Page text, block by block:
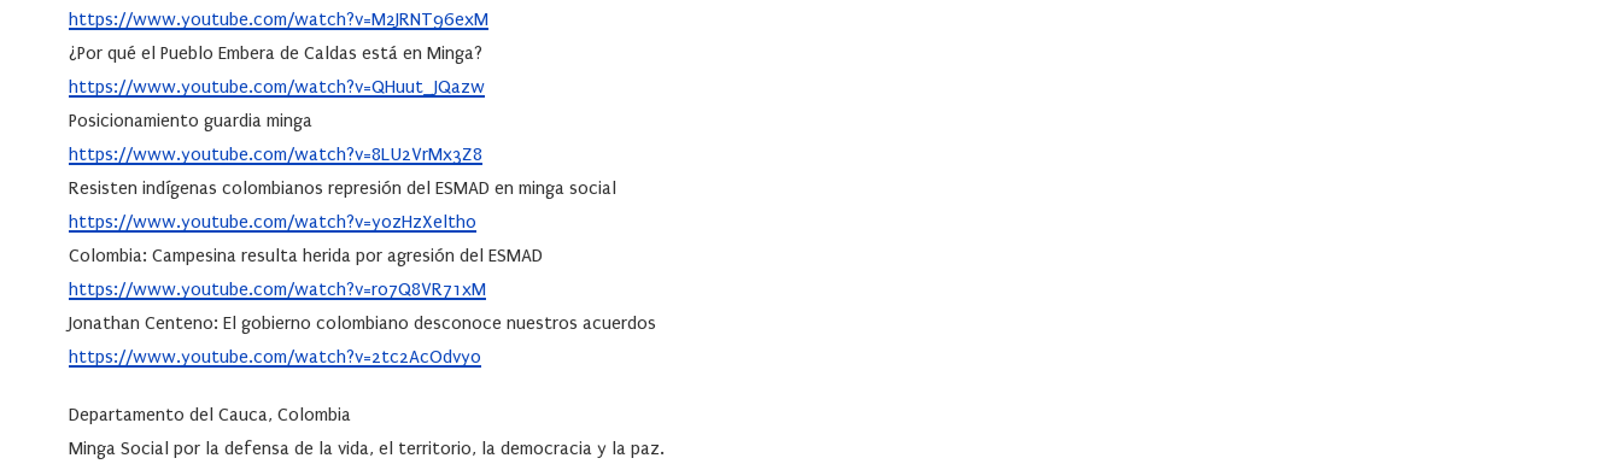
https://www.youtube.com/watch?v=M2JRNT96exM
¿Por qué el Pueblo Embera de Caldas está en Minga?
https://www.youtube.com/watch?v=QHuut_JQazw
Posicionamiento guardia minga
https://www.youtube.com/watch?v=8LU2VrMx3Z8
Resisten indígenas colombianos represión del ESMAD en minga social
https://www.youtube.com/watch?v=y0zHzXelth0
Colombia: Campesina resulta herida por agresión del ESMAD
https://www.youtube.com/watch?v=r07Q8VR71xM
Jonathan Centeno: El gobierno colombiano desconoce nuestros acuerdos
https://www.youtube.com/watch?v=2tc2AcOdvy0
Departamento del Cauca, Colombia
Minga Social por la defensa de la vida, el territorio, la democracia y la paz.